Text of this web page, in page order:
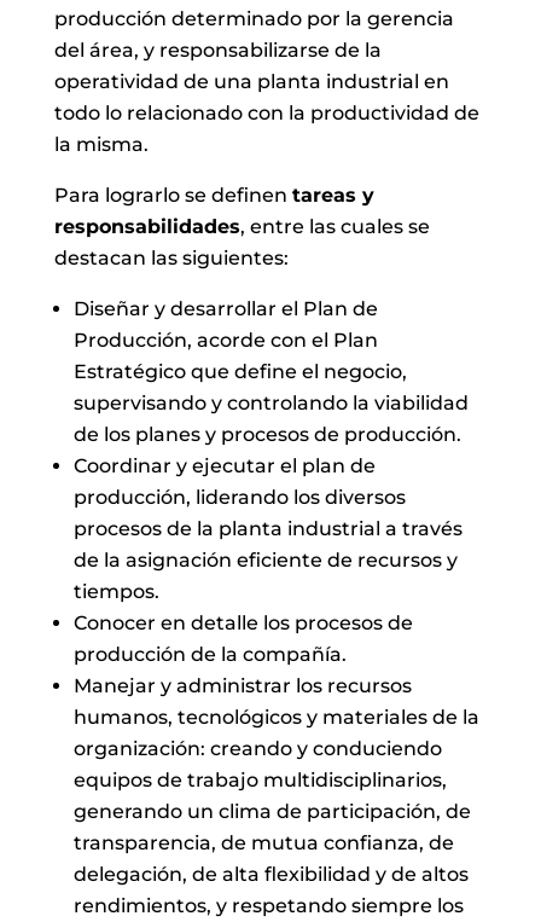
producción determinado por la gerencia
del área, y responsabilizarse de la
operatividad de una planta industrial en
todo lo relacionado con la productividad de
la misma.
Para lograrlo se definen tareas y
responsabilidades, entre las cuales se
destacan las siguientes:
Diseñar y desarrollar el Plan de
Producción, acorde con el Plan
Estratégico que define el negocio,
supervisando y controlando la viabilidad
de los planes y procesos de producción.
Coordinar y ejecutar el plan de
producción, liderando los diversos
procesos de la planta industrial a través
de la asignación eficiente de recursos y
tiempos.
Conocer en detalle los procesos de
producción de la compañía.
Manejar y administrar los recursos
humanos, tecnológicos y materiales de la
organización: creando y conduciendo
equipos de trabajo multidisciplinarios,
generando un clima de participación, de
transparencia, de mutua confianza, de
delegación, de alta flexibilidad y de altos
rendimientos, y respetando siempre los